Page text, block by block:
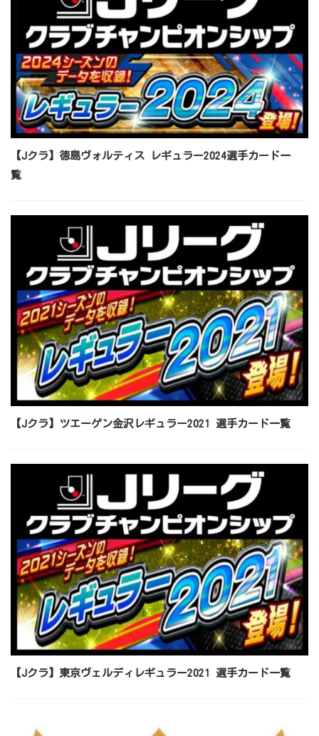
【Jクラ】徳島ヴォルティス レギュラー2024選手カード一
覧
【Jクラ】ツエーゲン金沢レギュラー2021 選手カード一覧
【Jクラ】東京ヴェルディレギュラー2021 選手カード一覧